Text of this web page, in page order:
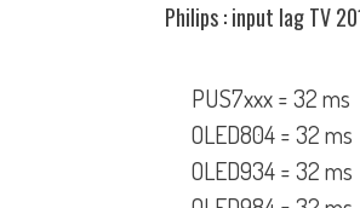
Philips : input lag TV
PUS7xxx = 32 ms
OLED804 = 32 ms
OLED934 = 32 ms